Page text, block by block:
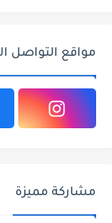
مواقع التواصل
مشاركة مميزة